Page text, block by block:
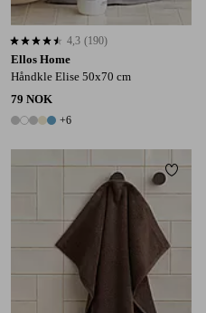
Ellos Home
Håndkle Elise 50x70 cm
79 NOK
11 farger
+6
4,3 basert på 190 karaktergivninger
4,3 (190)
til favoritter